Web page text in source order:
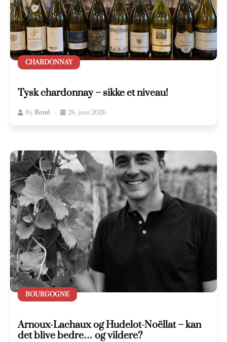
CHARDONNAY
Tysk chardonnay – sikke et niveau!
ByRené 26. juni 2026
BOURGOGNE
Arnoux-Lachaux og Hudelot-Noëllat – kan
det blive bedre… og vildere?